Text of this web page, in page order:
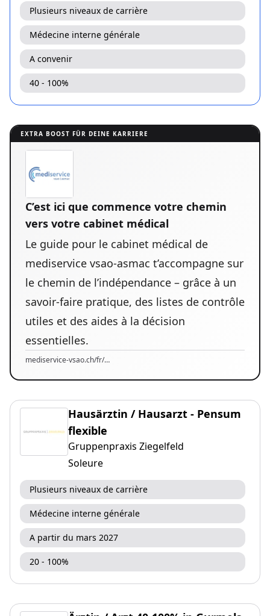
Plusieurs niveaux de carrière
Médecine interne générale
A convenir
40 - 100%
EXTRA BOOST FÜR DEINE KARRIERE
C’est ici que commence votre chemin
vers votre cabinet médical
Le guide pour le cabinet médical de
mediservice vsao-asmac t’accompagne sur
le chemin de l’indépendance – grâce à un
savoir-faire pratique, des listes de contrôle
utiles et des aides à la décision
essentielles.
mediservice-vsao.ch/fr/…
Hausärztin / Hausarzt - Pensum
flexible
Gruppenpraxis Ziegelfeld
Soleure
Plusieurs niveaux de carrière
Médecine interne générale
A partir du mars 2027
20 - 100%